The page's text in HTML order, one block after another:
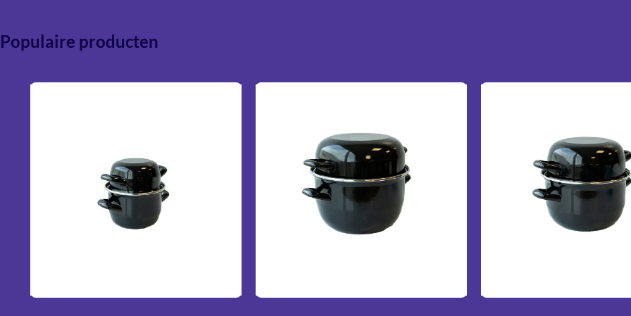
Populaire producten